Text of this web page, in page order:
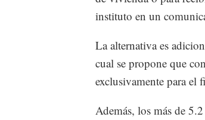
instituto en un
La alternativa es
cual se propone que
exclusivamente para el
Además, los más de